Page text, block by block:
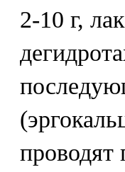
2-10 г,
проводят